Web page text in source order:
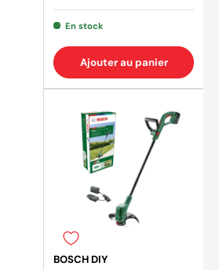
En stock
Ajouter au panier
BOSCH DIY